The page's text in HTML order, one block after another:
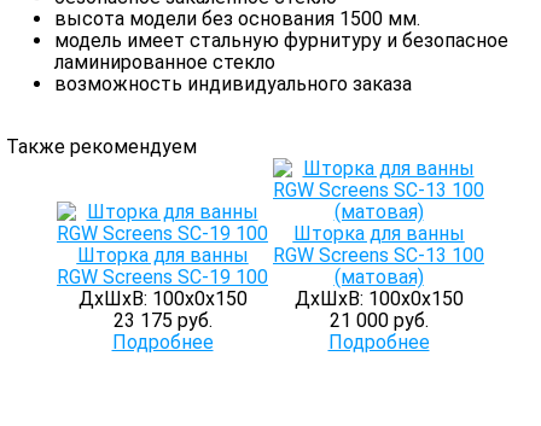
высота модели без основания 1500 мм.
модель имеет стальную фурнитуру и безопасное
ламинированное стекло
возможность индивидуального заказа
Также рекомендуем
Шторка для ванны
RGW Screens SC-19 100
ДхШхВ: 100х0х150
23 175 руб.
Подробнее
Шторка для ванны
RGW Screens SC-13 100
(матовая)
ДхШхВ: 100х0х150
21 000 руб.
Подробнее